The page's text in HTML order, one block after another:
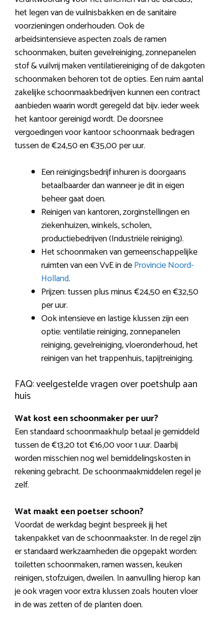
het legen van de vuilnisbakken en de sanitaire
voorzieningen onderhouden. Ook de
arbeidsintensieve aspecten zoals de ramen
schoonmaken, buiten gevelreiniging, zonnepanelen
stof & vuilvrij maken ventilatiereiniging of de dakgoten
schoonmaken behoren tot de opties. Een ruim aantal
zakelijke schoonmaakbedrijven kunnen een contract
aanbieden waarin wordt geregeld dat bijv. ieder week
het kantoor gereinigd wordt. De doorsnee
vergoedingen voor kantoor schoonmaak bedragen
tussen de €24,50 en €35,00 per uur.
Een reinigingsbedrijf inhuren is doorgaans
betaalbaarder dan wanneer je dit in eigen
beheer gaat doen.
Reinigen van kantoren, zorginstellingen en
ziekenhuizen, winkels, scholen,
productiebedrijven (Industriële reiniging).
Het schoonmaken van gemeenschappelijke
ruimten van een VvE in deProvincie Noord-
Holland.
Prijzen: tussen plus minus €24,50 en €32,50
per uur.
Ook intensieve en lastige klussen zijn een
optie: ventilatie reiniging, zonnepanelen
reiniging, gevelreiniging, vloeronderhoud, het
reinigen van het trappenhuis, tapijtreiniging.
FAQ: veelgestelde vragen over poetshulp aan
huis
Wat kost een schoonmaker per uur?
Een standaard schoonmaakhulp betaal je gemiddeld
tussen de €13,20 tot €16,00 voor 1 uur. Daarbij
worden misschien nog wel bemiddelingskosten in
rekening gebracht. De schoonmaakmiddelen regel je
zelf.
Wat maakt een poetser schoon?
Voordat de werkdag begint bespreek jij het
takenpakket van de schoonmaakster. In de regel zijn
er standaard werkzaamheden die opgepakt worden:
toiletten schoonmaken, ramen wassen, keuken
reinigen, stofzuigen, dweilen. In aanvulling hierop kan
je ook vragen voor extra klussen zoals houten vloer
in de was zetten of de planten doen.